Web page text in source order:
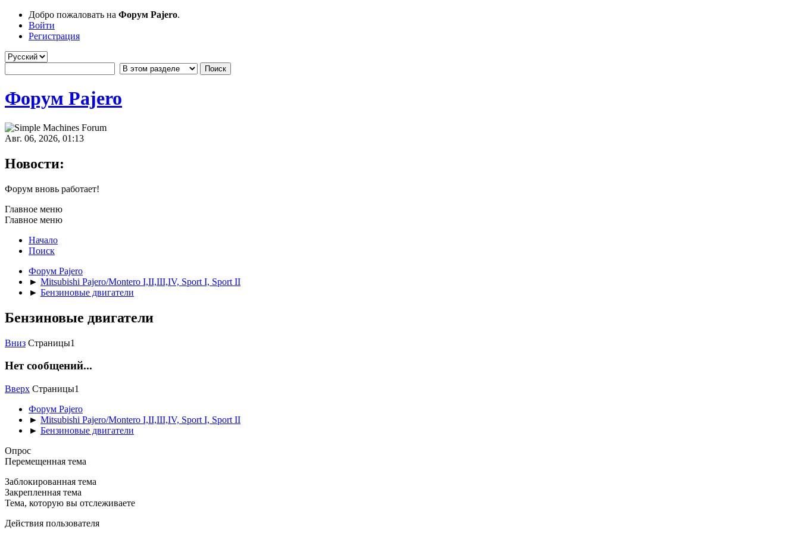
Добро пожаловать на Форум Pajero.
Войти
Регистрация
Форум Pajero
Авг. 06, 2026, 01:13
Новости:
Форум вновь работает!
Главное меню
Главное меню
Начало
Поиск
Форум Pajero
► Mitsubishi Pajero/Montero I,II,III,IV, Sport I, Sport II
► Бензиновые двигатели
Бензиновые двигатели
Вниз Страницы1
Нет сообщений...
Вверх Страницы1
Форум Pajero
► Mitsubishi Pajero/Montero I,II,III,IV, Sport I, Sport II
► Бензиновые двигатели
Опрос
Перемещенная тема
Заблокированная тема
Закрепленная тема
Тема, которую вы отслеживаете
Действия пользователя